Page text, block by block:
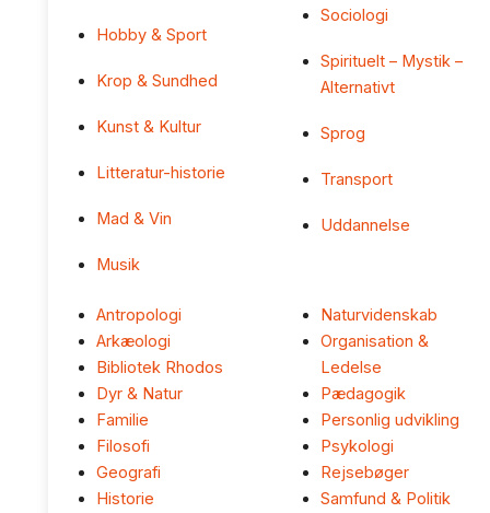
Hobby & Sport
Krop & Sundhed
Kunst & Kultur
Litteratur-historie
Mad & Vin
Musik
Sociologi
Spirituelt – Mystik –
Alternativt
Sprog
Transport
Uddannelse
Antropologi
Arkæologi
Bibliotek Rhodos
Dyr & Natur
Familie
Filosofi
Geografi
Historie
Naturvidenskab
Organisation &
Ledelse
Pædagogik
Personlig udvikling
Psykologi
Rejsebøger
Samfund & Politik